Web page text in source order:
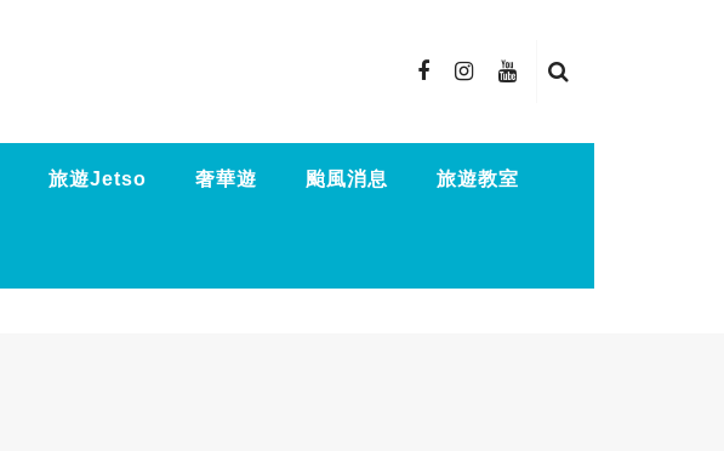
旅遊Jetso 奢華遊 颱風消息 旅遊教室